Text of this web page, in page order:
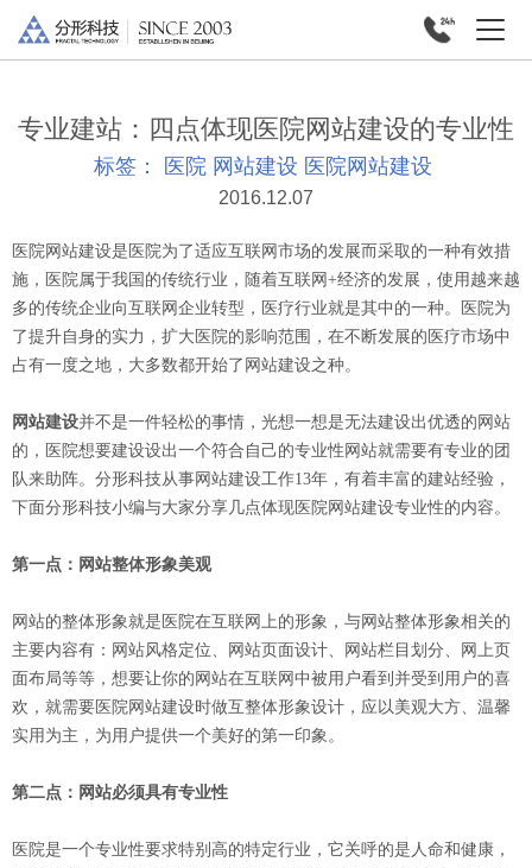
专业建站：四点体现医院网站建设的专业性
标签： 医院 网站建设 医院网站建设
2016.12.07
医院网站建设是医院为了适应互联网市场的发展而采取的一种有效措
施，医院属于我国的传统行业，随着互联网+经济的发展，使用越来越
多的传统企业向互联网企业转型，医疗行业就是其中的一种。医院为
了提升自身的实力，扩大医院的影响范围，在不断发展的医疗市场中
占有一度之地，大多数都开始了网站建设之种。
网站建设并不是一件轻松的事情，光想一想是无法建设出优透的网站
的，医院想要建设设出一个符合自己的专业性网站就需要有专业的团
队来助阵。分形科技从事网站建设工作13年，有着丰富的建站经验，
下面分形科技小编与大家分享几点体现医院网站建设专业性的内容。
第一点：网站整体形象美观
网站的整体形象就是医院在互联网上的形象，与网站整体形象相关的
主要内容有：网站风格定位、网站页面设计、网站栏目划分、网上页
面布局等等，想要让你的网站在互联网中被用户看到并受到用户的喜
欢，就需要医院网站建设时做互整体形象设计，应以美观大方、温馨
实用为主，为用户提供一个美好的第一印象。
第二点：网站必须具有专业性
医院是一个专业性要求特别高的特定行业，它关呼的是人命和健康，